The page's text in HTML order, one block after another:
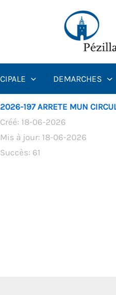
DEMARCHES
2026-197 ARRETE MUN
Créé: 18-06-2026
Mis à jour: 18-06-2026
Succès: 61